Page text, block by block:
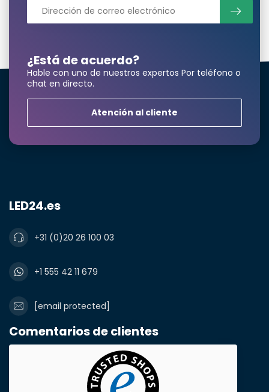
Nombre y apellidos*
correo electrónico*
Número de teléfono*
Producto*
¿Está de acuerdo?
Hable con uno de nuestros expertos Por teléfono o
chat en directo.
Atención al cliente
LED24.es
+31 (0)20 26 100 03
+1 555 42 11 679
[email protected]
Comentarios de clientes